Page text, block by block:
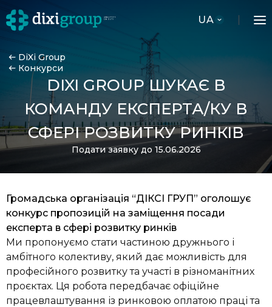
UA
DiXi Group
Конкурси
DIXI GROUP ШУКАЄ В
КОМАНДУ ЕКСПЕРТА/КУ В
СФЕРІ РОЗВИТКУ РИНКІВ
Подати заявку до 15.06.2026
Громадська організація “ДІКСІ ГРУП” оголошує
конкурс пропозицій на заміщення посади
експерта в сфері розвитку ринків
Ми пропонуємо стати частиною дружнього і
амбітного колективу, який дає можливість для
професійного розвитку та участі в різноманітних
проєктах. Ця робота передбачає офіційне
працевлаштування із ринковою оплатою праці та